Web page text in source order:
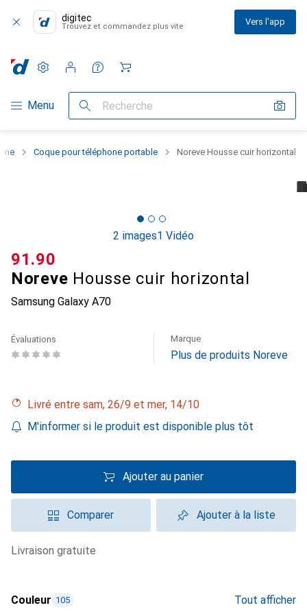
digitec
Trouvez et commandez plus vite Vers l'app
Navigation par catégorie
Menu Recherche
Paramètres
Compte client
Listes de comparaison
Listes d'envies
Panier
Coque pour téléphone portable Noreve Housse cuir horizontal
2 images1 Vidéo
Noreve Housse cuir horizontal
Samsung Galaxy A70
CHF
91.90
Évaluations Marque
Plus de produits Noreve
Livré entre sam, 26/9 et mer, 14/10
M'informer si le produit est disponible plus tôt
Ajouter au panier
Comparer Ajouter à la liste
livraison gratuite
Couleur 105 Tout afficher